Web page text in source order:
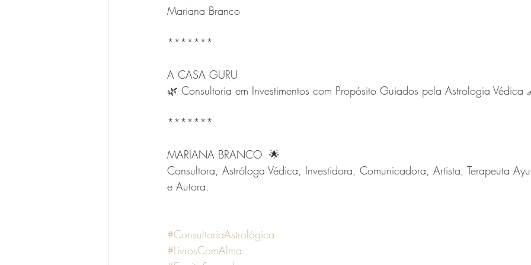
Mariana Branco
*******
A CASA GURU
🌿 Consultoria em Investimentos com Propósito Guiados pela Astrologia Védica
*******
MARIANA BRANCO  🌟
Consultora, Astróloga Védica, Investidora, Comunicadora, Artista, Terapeuta
e Autora.
#ConsultoriaAstrológica
#LivrosComAlma